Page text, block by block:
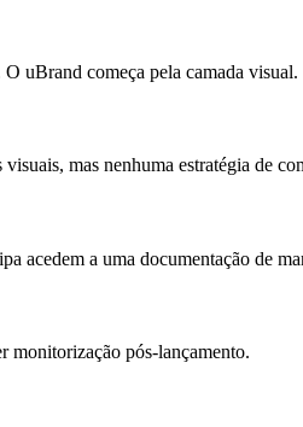
uBrand começa pela camada visual.
mas nenhuma estratégia de
acedem a uma documentação de
monitorização pós-lançamento.